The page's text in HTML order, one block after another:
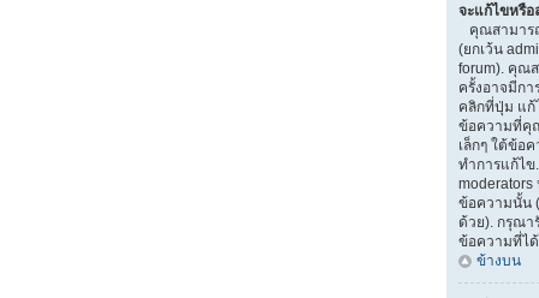
จะแก้ไขหรื
คุณสามาร
(ยกเว้น
forum). คุณ
ครั้งอาจมีก
คลิกที่ปุ่ม แ
ข้อความที่คุ
เล็กๆ ใต้ข้อ
ทำการแก้ไข
moderators
ข้อความนั้น
ด้วย). กรุณา
ข้อความที่ไ
ข้างบน